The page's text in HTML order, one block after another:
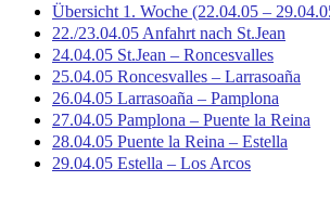
Übersicht 1. Woche (22.04.05 –
22./23.04.05 Anfahrt nach St.Jean
24.04.05 St.Jean – Roncesvalles
25.04.05 Roncesvalles – Larrasoaña
26.04.05 Larrasoaña – Pamplona
27.04.05 Pamplona – Puente la Reina
28.04.05 Puente la Reina – Estella
29.04.05 Estella – Los Arcos